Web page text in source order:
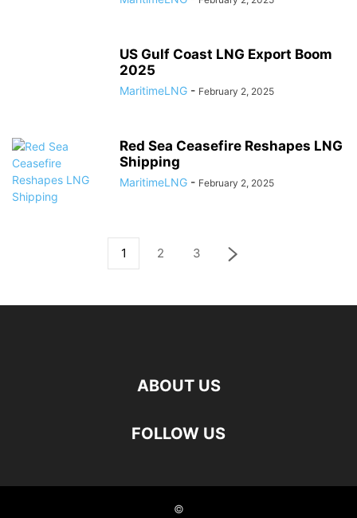
US Gulf Coast LNG Export Boom
2025
MaritimeLNG - February 2, 2025
Red Sea Ceasefire Reshapes LNG
Shipping
MaritimeLNG - February 2, 2025
1 2 3
ABOUT US
FOLLOW US
©